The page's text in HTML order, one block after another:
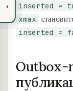
‹ inserted =
xmax
inserted =
Outbox-